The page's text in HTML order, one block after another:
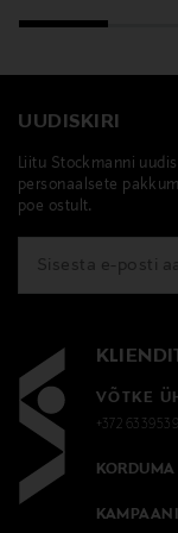
UUDISKIRI
Liitu Stockmanni
personaalsete
poe ostult.
VÕTKE
+372